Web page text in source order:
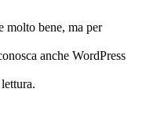
molto bene, ma per
anche WordPress